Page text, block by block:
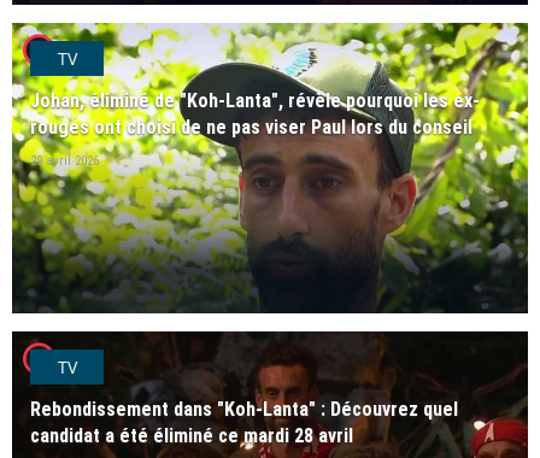
player2TV
Johan, éliminé de "Koh-Lanta", révèle pourquoi les ex-
rouges ont choisi de ne pas viser Paul lors du conseil
29 avril 2026
player2TV
Rebondissement dans "Koh-Lanta" : Découvrez quel
candidat a été éliminé ce mardi 28 avril